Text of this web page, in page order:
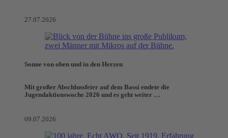
27.07.2026
Sonne von oben und in den Herzen
Mit großer Abschlussfeier auf dem Bassi endete die
Jugendaktionswoche 2026 und es geht weiter …
09.07.2026